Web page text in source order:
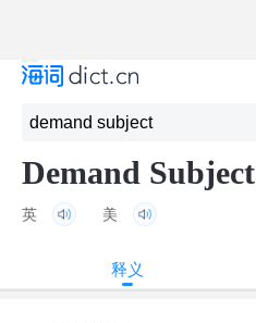
Demand Subject
英 美
释义